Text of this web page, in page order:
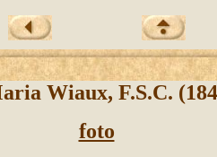
Wiaux, F.S.C.
foto